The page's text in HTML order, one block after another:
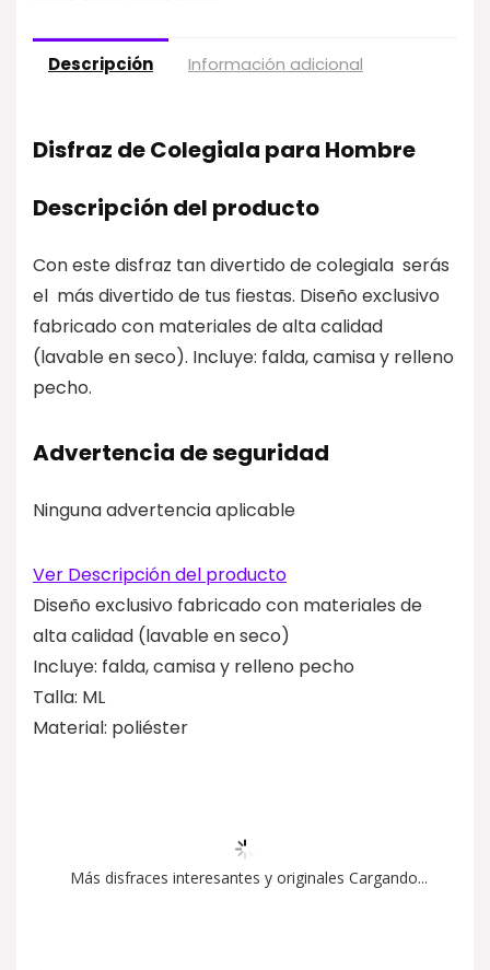
Descripción Información adicional
Disfraz de Colegiala para Hombre
Descripción del producto
Con este disfraz tan divertido de colegiala serás
el más divertido de tus fiestas. Diseño exclusivo
fabricado con materiales de alta calidad
(lavable en seco). Incluye: falda, camisa y relleno
pecho.
Advertencia de seguridad
Ninguna advertencia aplicable
Ver Descripción del producto
Diseño exclusivo fabricado con materiales de
alta calidad (lavable en seco)
Incluye: falda, camisa y relleno pecho
Talla: ML
Material: poliéster
Más disfraces interesantes y originales Cargando...